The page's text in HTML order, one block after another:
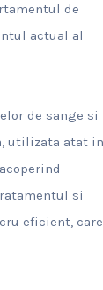
de
actual al
de sange si
utilizata atat in
si
eficient, care